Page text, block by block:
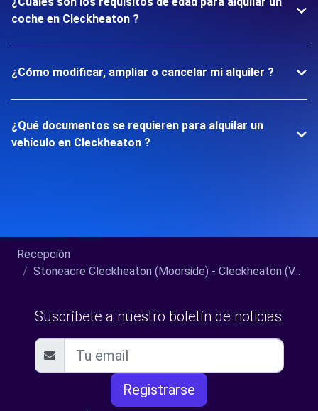
coche en Cleckheaton ?
¿Cómo modificar, ampliar o cancelar mi alquiler ?
¿Qué documentos se requieren para alquilar un
vehículo en Cleckheaton ?
Recepción
Stoneacre Cleckheaton (Moorside) - Cleckheaton (V...
Suscríbete a nuestro boletín de noticias:
Registrarse